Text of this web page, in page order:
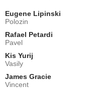
Eugene Lipinski
Polozin
Rafael Petardi
Pavel
Kis Yurij
Vasily
James Gracie
Vincent